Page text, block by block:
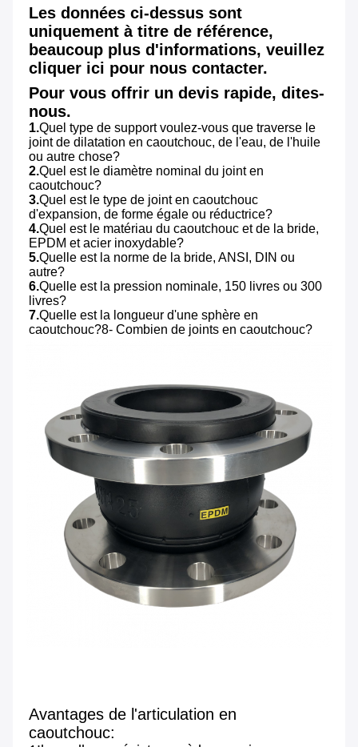
Les données ci-dessus sont
uniquement à titre de référence,
beaucoup plus d'informations, veuillez
cliquer ici pour nous contacter.
Pour vous offrir un devis rapide, dites-
nous.
1.Quel type de support voulez-vous que traverse le
joint de dilatation en caoutchouc, de l'eau, de l'huile
ou autre chose?
2.Quel est le diamètre nominal du joint en
caoutchouc?
3.Quel est le type de joint en caoutchouc
d'expansion, de forme égale ou réductrice?
4.Quel est le matériau du caoutchouc et de la bride,
EPDM et acier inoxydable?
5.Quelle est la norme de la bride, ANSI, DIN ou
autre?
6.Quelle est la pression nominale, 150 livres ou 300
livres?
7.Quelle est la longueur d'une sphère en
caoutchouc?8- Combien de joints en caoutchouc?
Avantages de l'articulation en
caoutchouc: